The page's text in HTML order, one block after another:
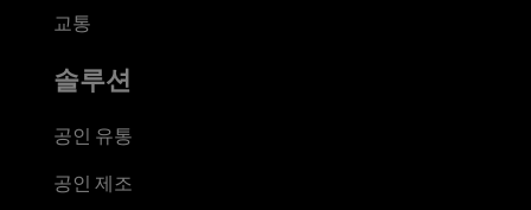
교통
솔루션
공인 유통
공인 제조